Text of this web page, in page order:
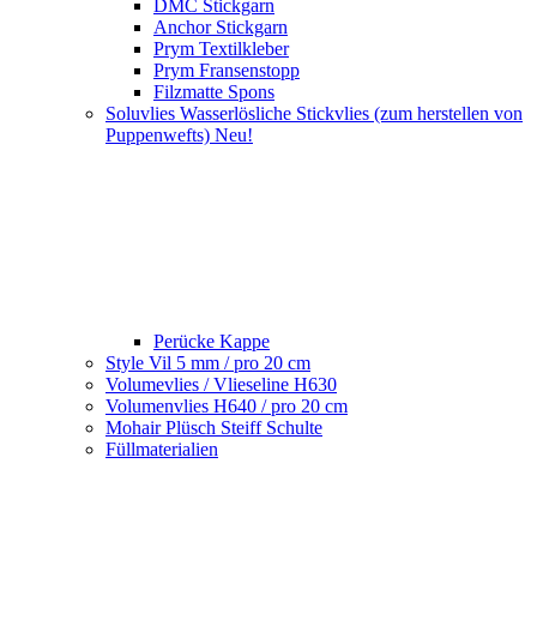
DMC Stickgarn
Anchor Stickgarn
Prym Textilkleber
Prym Fransenstopp
Filzmatte Spons
Soluvlies Wasserlösliche Stickvlies (zum herstellen von
Puppenwefts) Neu!
Perücke Kappe
Style Vil 5 mm / pro 20 cm
Volumevlies / Vlieseline H630
Volumenvlies H640 / pro 20 cm
Mohair Plüsch Steiff Schulte
Füllmaterialien